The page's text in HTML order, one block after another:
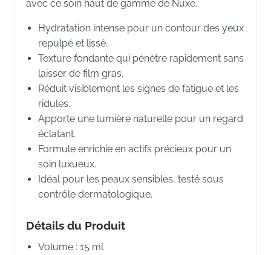
avec ce soin haut de gamme de Nuxe.
Hydratation intense pour un contour des yeux
repulpé et lissé.
Texture fondante qui pénètre rapidement sans
laisser de film gras.
Réduit visiblement les signes de fatigue et les
ridules.
Apporte une lumière naturelle pour un regard
éclatant.
Formule enrichie en actifs précieux pour un
soin luxueux.
Idéal pour les peaux sensibles, testé sous
contrôle dermatologique.
Détails du Produit
Volume : 15 ml